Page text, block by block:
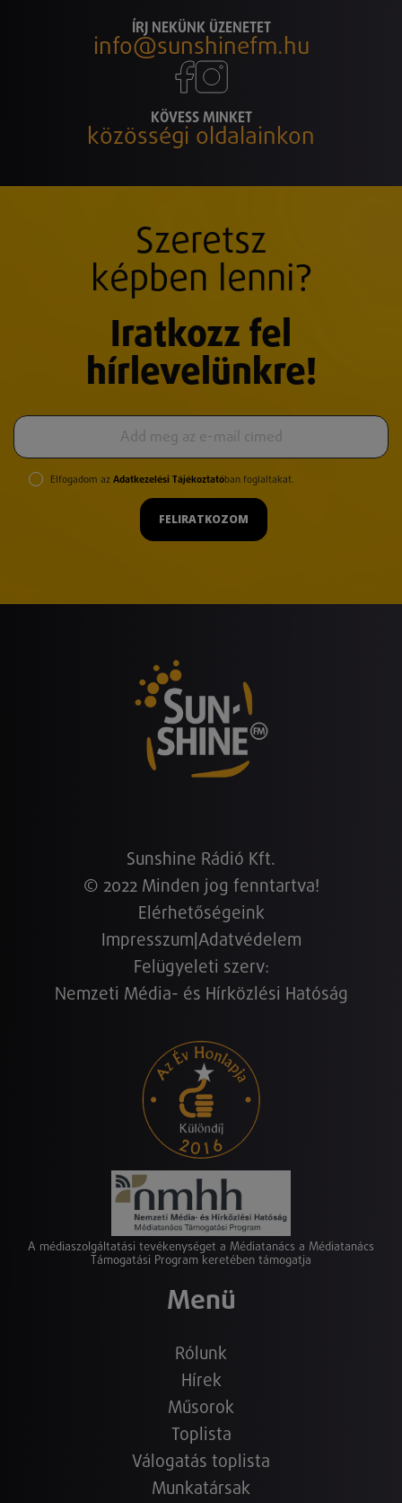
ÍRJ NEKÜNK ÜZENETET
info@sunshinefm.hu
KÖVESS MINKET
közösségi oldalainkon
Szeretsz
képben lenni?
Iratkozz fel
hírlevelünkre!
Elfogadom az Adatkezelési Tájékoztatóban foglaltakat.
FELIRATKOZOM
Sunshine Rádió Kft.
© 2022 Minden jog fenntartva!
Elérhetőségeink
Impresszum Adatvédelem
Felügyeleti szerv:
Nemzeti Média- és Hírközlési Hatóság
A médiaszolgáltatási tevékenységet a Médiatanács a Médiatanács
Támogatási Program keretében támogatja
Menü
Rólunk
Hírek
Műsorok
Toplista
Válogatás toplista
Munkatársak